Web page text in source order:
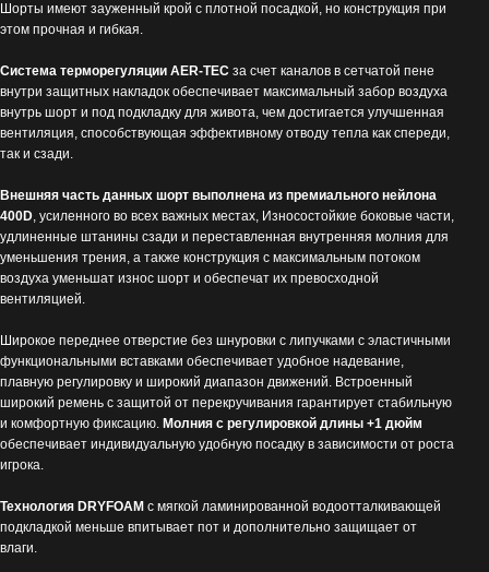
Шорты имеют зауженный крой с плотной посадкой, но конструкция при
этом прочная и гибкая.
Система терморегуляции AER-TEC за счет каналов в сетчатой пене
внутри защитных накладок обеспечивает максимальный забор воздуха
внутрь шорт и под подкладку для живота, чем достигается улучшенная
вентиляция, способствующая эффективному отводу тепла как спереди,
так и сзади.
Внешняя часть данных шорт выполнена из премиального нейлона
400D, усиленного во всех важных местах, Износостойкие боковые части,
удлиненные штанины сзади и переставленная внутренняя молния для
уменьшения трения, а также конструкция с максимальным потоком
воздуха уменьшат износ шорт и обеспечат их превосходной
вентиляцией.
Широкое переднее отверстие без шнуровки с липучками с эластичными
функциональными вставками обеспечивает удобное надевание,
плавную регулировку и широкий диапазон движений. Встроенный
широкий ремень с защитой от перекручивания гарантирует стабильную
и комфортную фиксацию. Молния с регулировкой длины +1 дюйм
обеспечивает индивидуальную удобную посадку в зависимости от роста
игрока.
Технология DRYFOAM с мягкой ламинированной водоотталкивающей
подкладкой меньше впитывает пот и дополнительно защищает от
влаги.